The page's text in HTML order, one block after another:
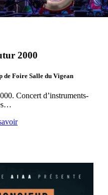
2000
de Foire Salle du Vigean
Concert d’instruments-